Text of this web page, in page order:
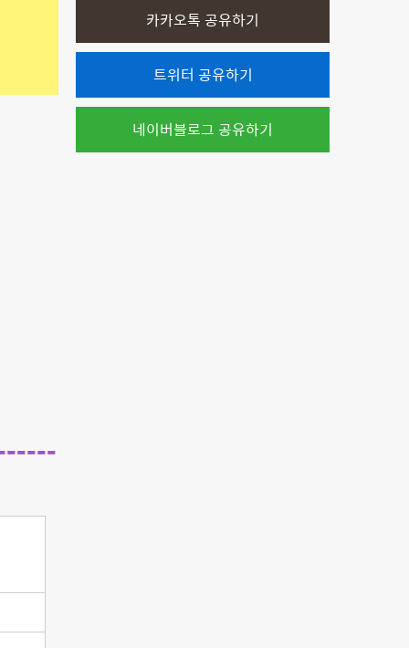
카카오톡 공유하기
트위터 공유하기
네이버블로그 공유하기